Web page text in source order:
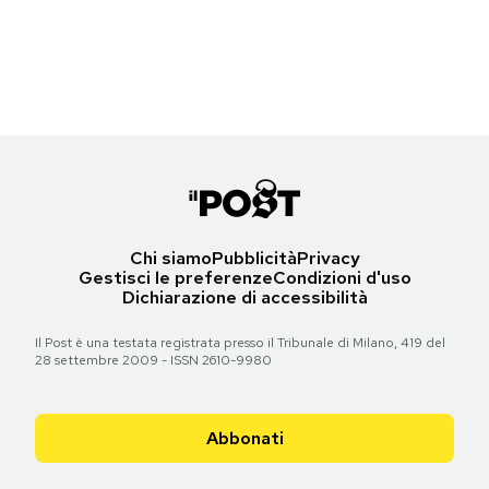
Chi siamoPubblicitàPrivacy
Gestisci le preferenzeCondizioni d'uso
Dichiarazione di accessibilità
Il Post è una testata registrata presso il Tribunale di Milano, 419 del
28 settembre 2009 - ISSN 2610-9980
Abbonati